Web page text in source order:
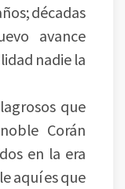
décadas
avance
nadie la
que
Corán
en la era
aquí es que